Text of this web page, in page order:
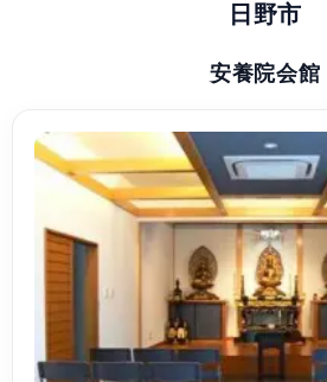
日野市
安養院会館